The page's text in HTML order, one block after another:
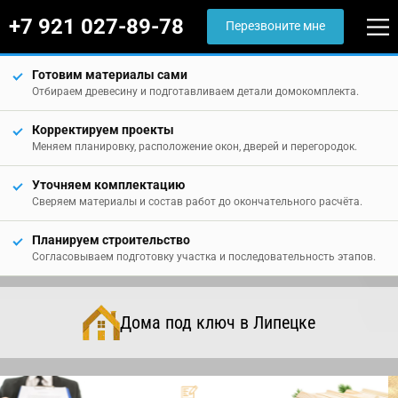
+7 921 027-89-78 Перезвоните мне
Готовим материалы сами
Отбираем древесину и подготавливаем детали домокомплекта.
Корректируем проекты
Меняем планировку, расположение окон, дверей и перегородок.
Уточняем комплектацию
Сверяем материалы и состав работ до окончательного расчёта.
Планируем строительство
Согласовываем подготовку участка и последовательность этапов.
Дома под ключ в Липецке